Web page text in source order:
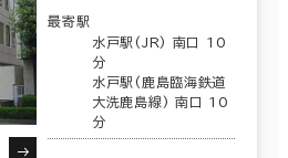
最寄駅
水戸駅(JR) 南口 10
分
水戸駅(鹿島臨海鉄道
大洗鹿島線) 南口 10
分